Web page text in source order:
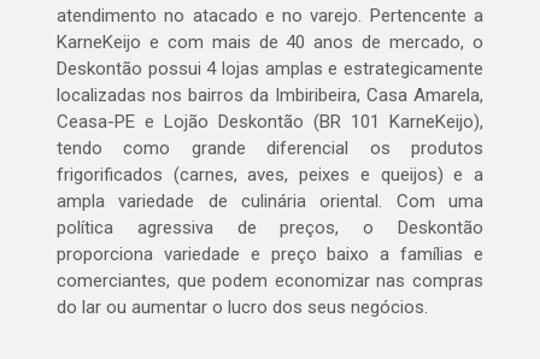
atendimento no atacado e no varejo. Pertencente a
KarneKeijo e com mais de 40 anos de mercado, o
Deskontão possui 4 lojas amplas e estrategicamente
localizadas nos bairros da Imbiribeira, Casa Amarela,
Ceasa-PE e Lojão Deskontão (BR 101 KarneKeijo),
tendo como grande diferencial os produtos
frigorificados (carnes, aves, peixes e queijos) e a
ampla variedade de culinária oriental. Com uma
política agressiva de preços, o Deskontão
proporciona variedade e preço baixo a famílias e
comerciantes, que podem economizar nas compras
do lar ou aumentar o lucro dos seus negócios.